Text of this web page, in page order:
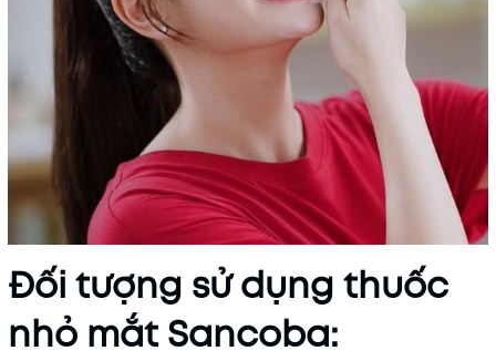
Đối tượng sử dụng thuốc
nhỏ mắt Sancoba: